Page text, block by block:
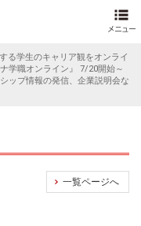
る学生のキャリア観をオンライ
学職オンライン』 7/20開始～
ップ情報の発信、企業説明会な
一覧ページへ